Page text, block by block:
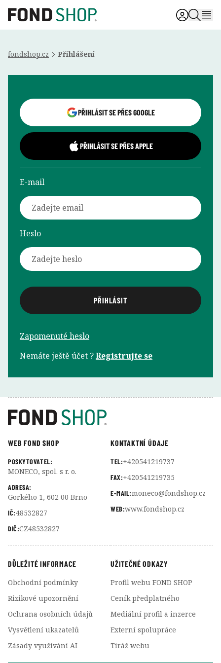
fondshop.cz Přihlášení
PŘIHLÁSIT SE PŘES GOOGLE
PŘIHLÁSIT SE PŘES APPLE
E-mail
Heslo
Zapomenuté heslo
Nemáte ještě účet ?Registrujte se
WEB FOND SHOP
POSKYTOVATEL:
MONECO, spol. s r. o.
ADRESA:
Gorkého 1, 602 00 Brno
IČ:48532827
DIČ:CZ48532827
KONTAKTNÍ ÚDAJE
TEL:+420541219737
FAX:+420541219735
E-MAIL:moneco@fondshop.cz
WEB:www.fondshop.cz
DŮLEŽITÉ INFORMACE
Obchodní podmínky
Rizikové upozornění
Ochrana osobních údajů
Vysvětlení ukazatelů
Zásady využívání AI
UŽITEČNÉ ODKAZY
Profil webu FOND SHOP
Ceník předplatného
Mediální profil a inzerce
Externí spolupráce
Tiráž webu